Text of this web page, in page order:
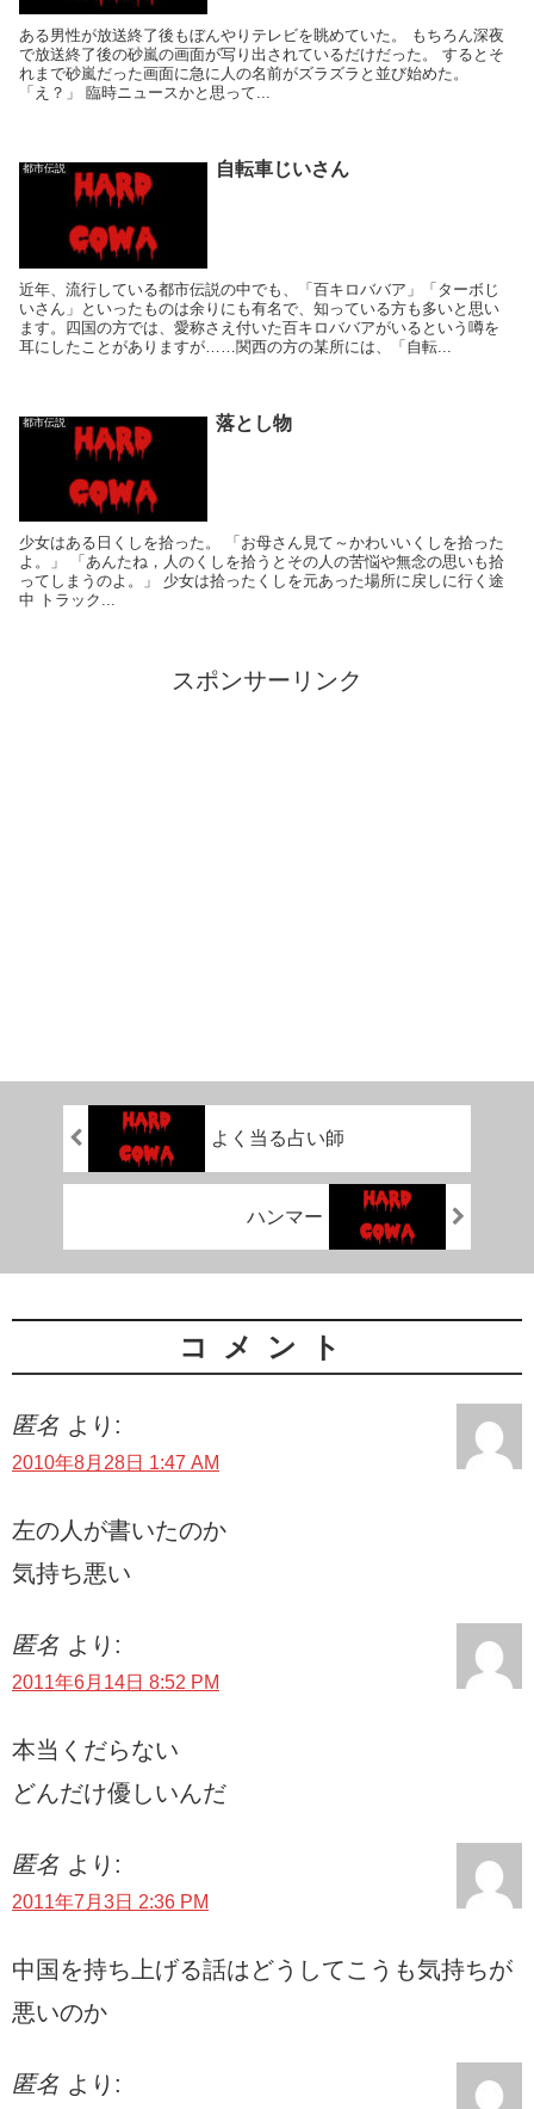
ある男性が放送終了後もぼんやりテレビを眺めていた。 もちろん深夜
で放送終了後の砂嵐の画面が写り出されているだけだった。 するとそ
れまで砂嵐だった画面に急に人の名前がズラズラと並び始めた。
「え？」 臨時ニュースかと思って...
都市伝説 自転車じいさん
近年、流行している都市伝説の中でも、「百キロババア」「ターボじ
いさん」といったものは余りにも有名で、知っている方も多いと思い
ます。四国の方では、愛称さえ付いた百キロババアがいるという噂を
耳にしたことがありますが……関西の方の某所には、「自転...
都市伝説 落とし物
少女はある日くしを拾った。 「お母さん見て～かわいいくしを拾った
よ。」 「あんたね，人のくしを拾うとその人の苦悩や無念の思いも拾
ってしまうのよ。」 少女は拾ったくしを元あった場所に戻しに行く途
中 トラック...
スポンサーリンク
よく当る占い師
ハンマー
コメント
匿名 より:
2010年8月28日 1:47 AM
左の人が書いたのか
気持ち悪い
匿名 より:
2011年6月14日 8:52 PM
本当くだらない
どんだけ優しいんだ
匿名 より:
2011年7月3日 2:36 PM
中国を持ち上げる話はどうしてこうも気持ちが
悪いのか
匿名 より: